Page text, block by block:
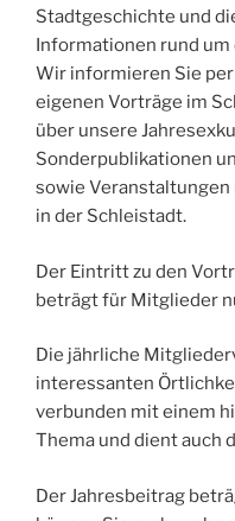
Stadtgeschichte und
Informationen rund um
Wir informieren Sie
eigenen Vorträge im
über unsere
Sonderpublikationen
sowie
in der Schleistadt.
Der Eintritt zu den
beträgt für Mitglieder
Die jährliche
interessanten
verbunden mit einem
Thema und dient auch
Der Jahresbeitrag